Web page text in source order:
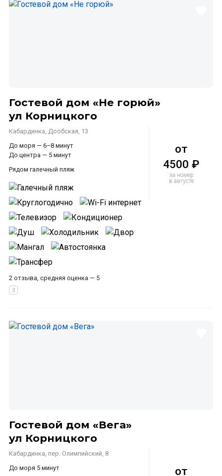
Гостевой дом «Не горюй»
ул Корницкого
Кабардинка, Дообская, 13
До моря — 6–8 минут
До центра — 5 минут
Рядом галечный пляж
2 отзыва, средняя оценка — 5
от
4500 ₽
за номер
в августе
Гостевой дом «Вега»
ул Корницкого
Кабардинка, пер. Олимпийский, 8
До моря 5 минут
от